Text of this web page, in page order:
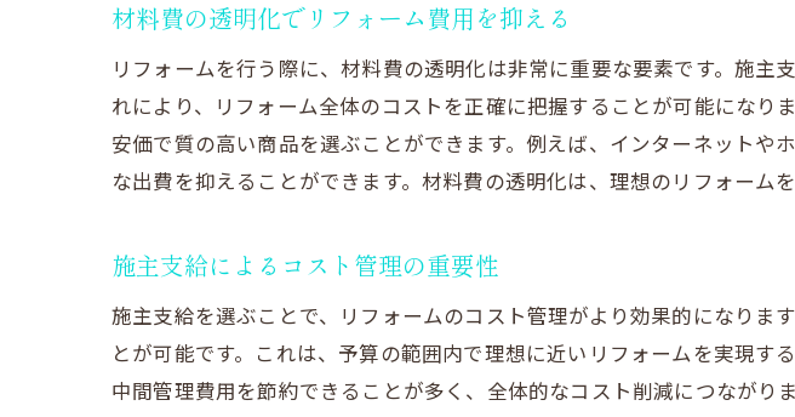
材料費の透明化でリフォーム費用を抑える
リフォームを行う際に、材料費の透明化は非常に重要な要素です。施
れにより、リフォーム全体のコストを正確に把握することが可能にな
安価で質の高い商品を選ぶことができます。例えば、インターネット
な出費を抑えることができます。材料費の透明化は、理想のリフォーム
施主支給によるコスト管理の重要性
施主支給を選ぶことで、リフォームのコスト管理がより効果的になりま
とが可能です。これは、予算の範囲内で理想に近いリフォームを実現
中間管理費用を節約できることが多く、全体的なコスト削減につなが